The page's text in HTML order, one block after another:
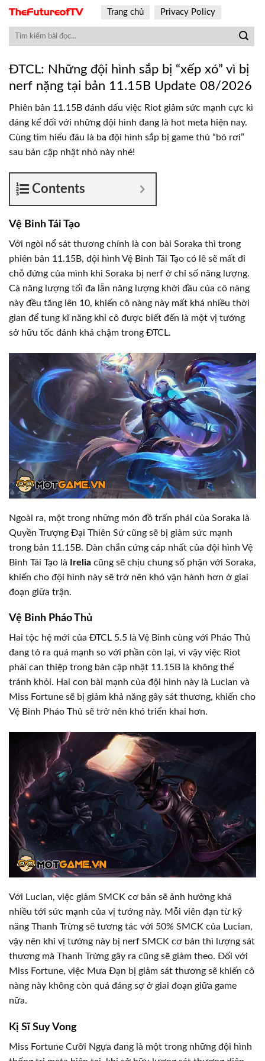
Skip
content
Trang chủ Privacy Policy
ĐTCL: Những đội hình sắp bị “xếp xó” vì bị
nerf nặng tại bản 11.15B Update 08/2026
Phiên bản 11.15B đánh dấu việc Riot giảm sức mạnh cực kì
đáng kể đối với những đội hình đang là hot meta hiện nay.
Cùng tìm hiểu đâu là ba đội hình sắp bị game thủ “bỏ rơi”
sau bản cập nhật nhỏ này nhé!
Contents
Vệ Binh Tái Tạo
Với ngòi nổ sát thương chính là con bài Soraka thì trong
phiên bản 11.15B, đội hình Vệ Binh Tái Tạo có lẽ sẽ mất đi
chỗ đứng của mình khi Soraka bị nerf ở chỉ số năng lượng.
Cả năng lượng tối đa lẫn năng lượng khởi đầu của cô nàng
này đều tăng lên 10, khiến cô nàng này mất khá nhiều thời
gian để tung kĩ năng khi cô được biết đến là một vị tướng
sở hữu tốc đánh khá chậm trong ĐTCL.
Ngoài ra, một trong những món đồ trấn phái của Soraka là
Quyền Trượng Đại Thiên Sứ cũng sẽ bị giảm sức mạnh
trong bản 11.15B. Dàn chắn cứng cáp nhất của đội hình Vệ
Binh Tái Tạo là
Irelia cũng sẽ chịu chung số phận với Soraka,
khiến cho đội hình này sẽ trở nên khó vận hành hơn ở giai
đoạn giữa trận.
Vệ Binh Pháo Thủ
Hai tộc hệ mới của ĐTCL 5.5 là Vệ Binh cùng với Pháo Thủ
đang tỏ ra quá mạnh so với phần còn lại, vì vậy việc Riot
phải can thiệp trong bản cập nhật 11.15B là không thể
tránh khỏi. Hai con bài mạnh của đội hình này là Lucian và
Miss Fortune sẽ bị giảm khả năng gây sát thương, khiến cho
Vệ Binh Pháo Thủ sẽ trở nên khó triển khai hơn.
Với Lucian, việc giảm SMCK cơ bản sẽ ảnh hưởng khá
nhiều tới sức mạnh của vị tướng này. Mỗi viên đạn từ kỹ
năng Thanh Trừng sẽ tương tác với 50% SMCK của Lucian,
vậy nên khi vị tướng này bị nerf SMCK cơ bản thì lượng sát
thương mà Thanh Trừng gây ra cũng sẽ giảm theo. Đối với
Miss Fortune, việc Mưa Đạn bị giảm sát thương sẽ khiến cô
nàng này không còn quá đáng sợ ở giai đoạn giữa game
nữa.
Kị Sĩ Suy Vong
Miss Fortune Cưỡi Ngựa đang là một trong những đội hình